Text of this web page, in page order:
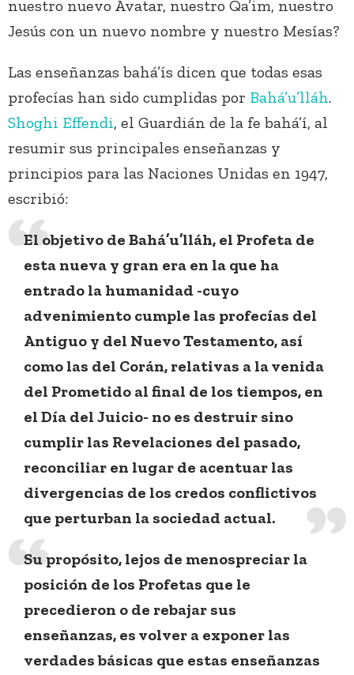
nuestro nuevo Avatar, nuestro Qa’im, nuestro
Jesús con un nuevo nombre y nuestro Mesías?
Las enseñanzas bahá’ís dicen que todas esas
profecías han sido cumplidas por Bahá’u’lláh.
Shoghi Effendi, el Guardián de la fe bahá’í, al
resumir sus principales enseñanzas y
principios para las Naciones Unidas en 1947,
escribió:
El objetivo de Bahá’u’lláh, el Profeta de
esta nueva y gran era en la que ha
entrado la humanidad -cuyo
advenimiento cumple las profecías del
Antiguo y del Nuevo Testamento, así
como las del Corán, relativas a la venida
del Prometido al final de los tiempos, en
el Día del Juicio- no es destruir sino
cumplir las Revelaciones del pasado,
reconciliar en lugar de acentuar las
divergencias de los credos conflictivos
que perturban la sociedad actual.
Su propósito, lejos de menospreciar la
posición de los Profetas que le
precedieron o de rebajar sus
enseñanzas, es volver a exponer las
verdades básicas que estas enseñanzas